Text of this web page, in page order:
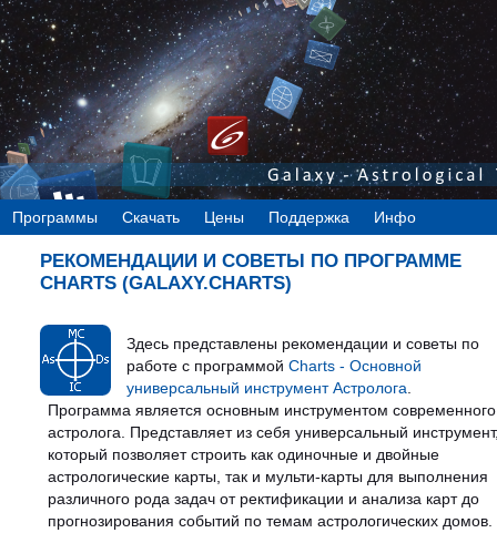
РЕКОМЕНДАЦИИ И СОВЕТЫ ПО ПРОГРАММЕ
CHARTS (GALAXY.CHARTS)
Здесь представлены рекомендации и советы по
работе с программойCharts - Основной
универсальный инструмент Астролога.
Программа является основным инструментом современного
астролога. Представляет из себя универсальный
который позволяет строить как одиночные и двойные
астрологические карты, так и мульти-карты для выполнения
различного рода задач от ректификации и анализа карт до
прогнозирования событий по темам астрологических домов.
Программы Скачать Цены Поддержка Инфо